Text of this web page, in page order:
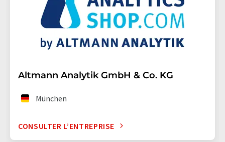
Altmann Analytik GmbH & Co. KG
München
CONSULTER L’ENTREPRISE